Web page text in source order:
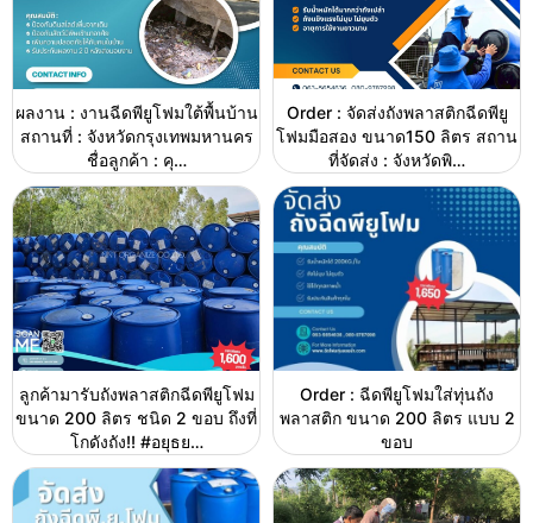
ผลงาน : งานฉีดพียูโฟมใต้พื้นบ้าน
สถานที่ : จังหวัดกรุงเทพมหานคร
ชื่อลูกค้า : คุ…
Order : จัดส่งถังพลาสติกฉีดพียู
โฟมมือสอง ขนาด150 ลิตร สถาน
ที่จัดส่ง : จังหวัดพิ…
ลูกค้ามารับถังพลาสติกฉีดพียูโฟม
ขนาด 200 ลิตร ชนิด 2 ขอบ ถึงที่
โกดังถัง!! #อยุธย…
Order : ฉีดพียูโฟมใส่ทุ่นถัง
พลาสติก ขนาด 200 ลิตร แบบ 2
ขอบ